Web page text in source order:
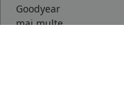
Goodyear
mai multe